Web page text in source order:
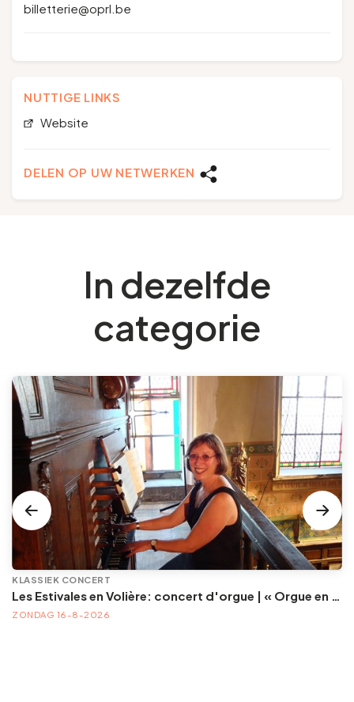
billetterie@oprl.be
NUTTIGE LINKS
Website
DELEN OP UW NETWERKEN
In dezelfde
categorie
KLASSIEK CONCERT
Les Estivales en Volière: concert d'orgue | « Orgue en Volière » , les 3e dimanches du mois (été) audition d’orgue (accès libre)
ZONDAG 16-8-2026